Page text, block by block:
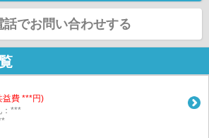
話でお問い合わせする
益費 ***円)
：***